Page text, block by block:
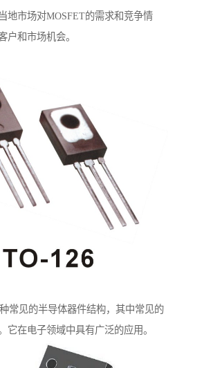
地市场对MOSFET的需求和竞争情
户和市场机会。
常见的半导体器件结构，其中常见的
它在电子领域中具有广泛的应用。